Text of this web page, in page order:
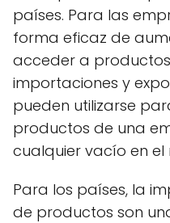
países. Para las
forma eficaz de
acceder a productos
importaciones y
pueden utilizarse
productos de una
cualquier vacío en
Para los países, la
de productos son